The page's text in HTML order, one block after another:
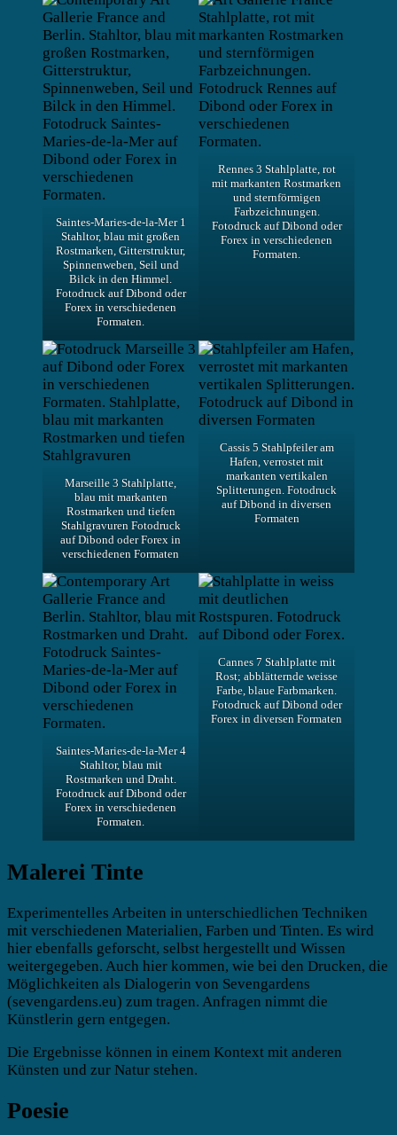
Saintes-Maries-de-la-Mer 1
Stahltor, blau mit großen
Rostmarken, Gitterstruktur,
Spinnenweben, Seil und
Bilck in den Himmel.
Fotodruck auf Dibond oder
Forex in verschiedenen
Formaten.
Rennes 3 Stahlplatte, rot
mit markanten Rostmarken
und sternförmigen
Farbzeichnungen.
Fotodruck auf Dibond oder
Forex in verschiedenen
Formaten.
Marseille 3 Stahlplatte,
blau mit markanten
Rostmarken und tiefen
Stahlgravuren Fotodruck
auf Dibond oder Forex in
verschiedenen Formaten
Cassis 5 Stahlpfeiler am
Hafen, verrostet mit
markanten vertikalen
Splitterungen. Fotodruck
auf Dibond in diversen
Formaten
Saintes-Maries-de-la-Mer 4
Stahltor, blau mit
Rostmarken und Draht.
Fotodruck auf Dibond oder
Forex in verschiedenen
Formaten.
Cannes 7 Stahlplatte mit
Rost; abblätternde weisse
Farbe, blaue Farbmarken.
Fotodruck auf Dibond oder
Forex in diversen Formaten
Malerei Tinte
Experimentelles Arbeiten in unterschiedlichen Techniken
mit verschiedenen Materialien, Farben und Tinten. Es wird
hier ebenfalls geforscht, selbst hergestellt und Wissen
weitergegeben. Auch hier kommen, wie bei den Drucken, die
Möglichkeiten als Dialogerin von Sevengardens
(sevengardens.eu) zum tragen. Anfragen nimmt die
Künstlerin gern entgegen.
Die Ergebnisse können in einem Kontext mit anderen
Künsten und zur Natur stehen.
Poesie